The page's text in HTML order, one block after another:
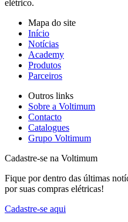
elétrico.
Mapa do site
Início
Notícias
Academy
Produtos
Parceiros
Outros links
Sobre a Voltimum
Contacto
Catalogues
Grupo Voltimum
Cadastre-se na Voltimum
Fique por dentro das últimas
por suas compras elétricas!
Cadastre-se aqui